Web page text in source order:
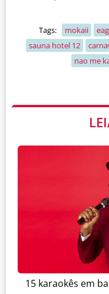
Tags: mokaii
sauna hotel 12
nao me
15 karaokês em